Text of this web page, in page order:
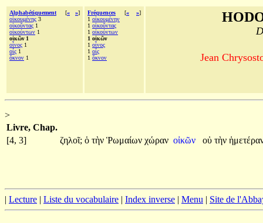
Alphabétiquement [« »]
οἰκουμένης 3
οἰκοῦντας 1
οἰκούντων 1
οἰκῶν 1
οἶνος 1
οἷς 1
ὄκνον 1
Fréquences [« »]
1 οἰκουμένην
1 οἰκοῦντας
1 οἰκούντων
1 οἰκῶν
1 οἶνος
1 οἷς
1 ὄκνον Jean
>
Livre, Chap.
[4, 3]
ζηλοῖ; ὁ τὴν Ῥωμαίων χώραν οἰκῶν οὐ τὴν
| Lecture | Liste du vocabulaire | Index inverse | Menu | Site de